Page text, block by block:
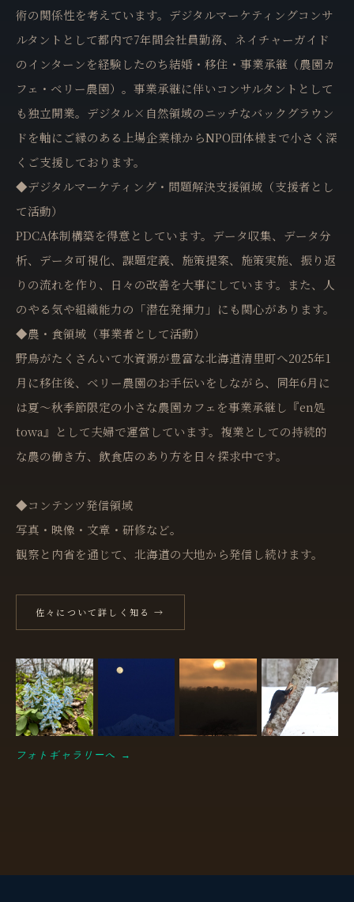
術の関係性を考えています。デジタルマーケティングコンサ
ルタントとして都内で7年間会社員勤務、ネイチャーガイド
のインターンを経験したのち結婚・移住・事業承継（農園カ
フェ・ベリー農園）。事業承継に伴いコンサルタントとして
も独立開業。デジタル×自然領域のニッチなバックグラウン
ドを軸にご縁のある上場企業様からNPO団体様まで小さく深
くご支援しております。
◆デジタルマーケティング・問題解決支援領域（支援者とし
て活動）
PDCA体制構築を得意としています。データ収集、データ分
析、データ可視化、課題定義、施策提案、施策実施、振り返
りの流れを作り、日々の改善を大事にしています。また、人
のやる気や組織能力の「潜在発揮力」にも関心があります。
◆農・食領域（事業者として活動）
野鳥がたくさんいて水資源が豊富な北海道清里町へ2025年1
月に移住後、ベリー農園のお手伝いをしながら、同年6月に
は夏〜秋季節限定の小さな農園カフェを事業承継し『en処
towa』として夫婦で運営しています。複業としての持続的
な農の働き方、飲食店のあり方を日々探求中です。
◆コンテンツ発信領域
写真・映像・文章・研修など。
観察と内省を通じて、北海道の大地から発信し続けます。
佐々について詳しく知る →
フォトギャラリーへ →